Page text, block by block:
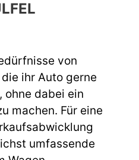
von
ihr Auto gerne
ohne dabei ein
machen. Für eine
umfassende